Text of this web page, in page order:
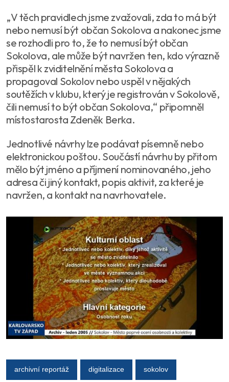
„V těch pravidlech jsme zvažovali, zda to má být
nebo nemusí být občan Sokolova a nakonec jsme
se rozhodli pro to, že to nemusí být občan
Sokolova, ale může být navržen ten, kdo výrazně
přispěl k zviditelnění města Sokolova a
propagoval Sokolov nebo uspěl v nějakých
soutěžích v klubu, který je registrován v Sokolově,
čili nemusí to být občan Sokolova,“ připomněl
místostarosta Zdeněk Berka.
Jednotlivé návrhy lze podávat písemně nebo
elektronickou poštou. Součástí návrhu by přitom
mělo být jméno a příjmení nominovaného, jeho
adresa či jiný kontakt, popis aktivit, za které je
navržen, a kontakt na navrhovatele.
archivní reportáž digitalizace sokolov